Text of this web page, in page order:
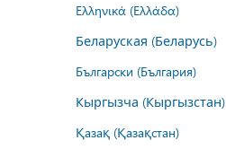
Ελληνικά (Ελλάδα)
Беларуская (Беларусь)
Български (България)
Кыргызча (Кыргызстан)
Қазақ (Қазақстан)